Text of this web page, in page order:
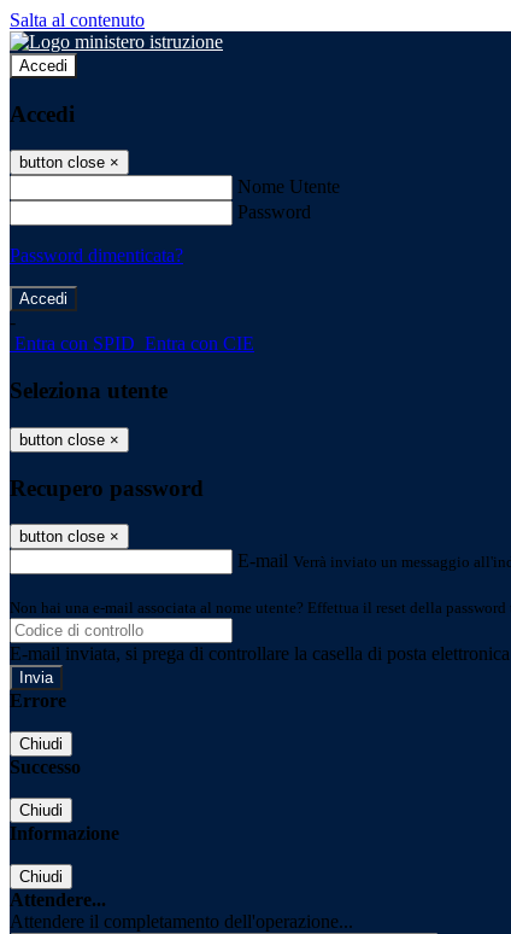
Salta al contenuto
Accedi
Accedi
button close ×
Nome Utente
Password
Password dimenticata?
-
Entra con SPID Entra con CIE
Seleziona utente
button close ×
Recupero password
button close ×
E-mail Verrà inviato un messaggio
Non hai una e-mail associata al nome utente? Effettua il reset della password
E-mail inviata, si prega di controllare la casella di posta
Errore
Chiudi
Successo
Chiudi
Informazione
Chiudi
Attendere...
Attendere il completamento dell'operazione...